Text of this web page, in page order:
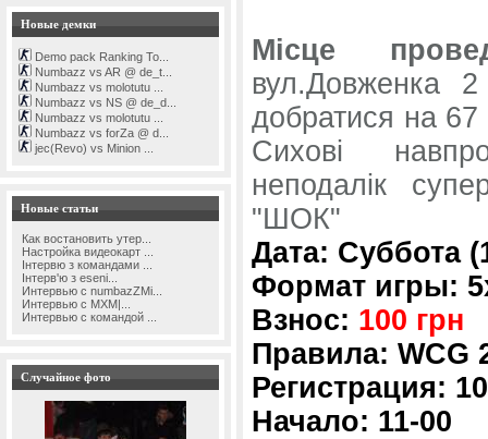
Новые демки
Demo pack Ranking To...
Numbazz vs AR @ de_t...
Numbazz vs molotutu ...
Numbazz vs NS @ de_d...
Numbazz vs molotutu ...
Numbazz vs forZa @ d...
jec(Revo) vs Minion ...
Новые статьи
Как востановить утер...
Настройка видеокарт ...
Інтервю з командами ...
Інтерв'ю з eseni...
Интервью с numbazZMi...
Интервью с MXM|...
Интервью с командой ...
Случайное фото
Місце
вул.Довженка
добратися на 67
Сихові
неподалік
"ШОК"
Дата: Суббота
Формат игры:
Взнос: 100 грн
Правила: WCG
Регистрация:
Начало: 11-00